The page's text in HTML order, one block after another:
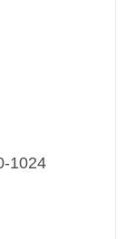
1024